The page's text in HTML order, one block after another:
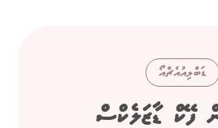
ޑަބްލިއުއެޗްއޯ
ފޭކް ޑާޒަލެކްސް